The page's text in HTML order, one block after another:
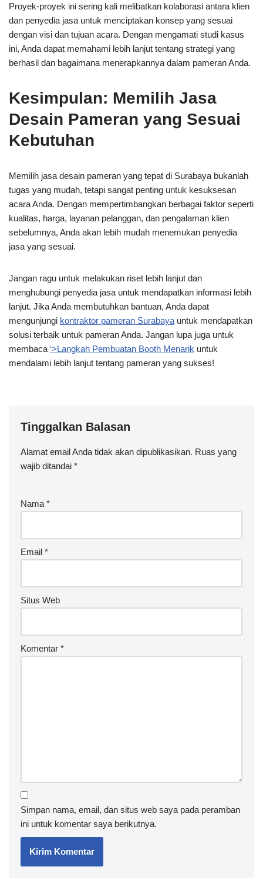
Proyek-proyek ini sering kali melibatkan kolaborasi antara klien
dan penyedia jasa untuk menciptakan konsep yang sesuai
dengan visi dan tujuan acara. Dengan mengamati studi kasus
ini, Anda dapat memahami lebih lanjut tentang strategi yang
berhasil dan bagaimana menerapkannya dalam pameran Anda.
Kesimpulan: Memilih Jasa
Desain Pameran yang Sesuai
Kebutuhan
Memilih jasa desain pameran yang tepat di Surabaya bukanlah
tugas yang mudah, tetapi sangat penting untuk kesuksesan
acara Anda. Dengan mempertimbangkan berbagai faktor seperti
kualitas, harga, layanan pelanggan, dan pengalaman klien
sebelumnya, Anda akan lebih mudah menemukan penyedia
jasa yang sesuai.
Jangan ragu untuk melakukan riset lebih lanjut dan
menghubungi penyedia jasa untuk mendapatkan informasi lebih
lanjut. Jika Anda membutuhkan bantuan, Anda dapat
mengunjungi kontraktor pameran Surabaya untuk mendapatkan
solusi terbaik untuk pameran Anda. Jangan lupa juga untuk
membaca ‘>Langkah Pembuatan Booth Menarik untuk
mendalami lebih lanjut tentang pameran yang sukses!
Tinggalkan Balasan
Alamat email Anda tidak akan dipublikasikan. Ruas yang
wajib ditandai *
Nama *
Email *
Situs Web
Komentar *
Simpan nama, email, dan situs web saya pada peramban
ini untuk komentar saya berikutnya.